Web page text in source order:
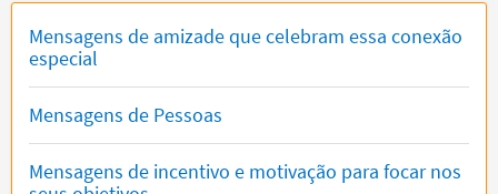
Mensagens de amizade que celebram essa conexão
especial
Mensagens de Pessoas
Mensagens de incentivo e motivação para focar nos